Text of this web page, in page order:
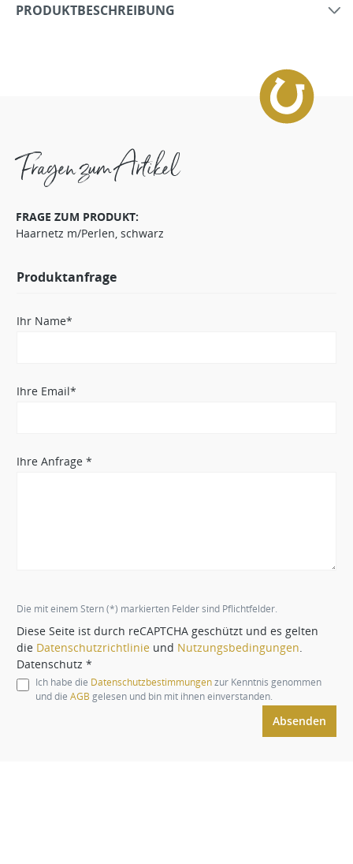
PRODUKTBESCHREIBUNG
Fragen zum Artikel
FRAGE ZUM PRODUKT:
Haarnetz m/Perlen, schwarz
Produktanfrage
Ihr Name*
Ihre Email*
Ihre Anfrage *
Die mit einem Stern (*) markierten Felder sind Pflichtfelder.
Diese Seite ist durch reCAPTCHA geschützt und es gelten
die Datenschutzrichtlinie und Nutzungsbedingungen
Datenschutz *
Ich habe die Datenschutzbestimmungenzur Kenntnis genommen
und die AGB gelesen und bin mit ihnen einverstanden.
Absenden